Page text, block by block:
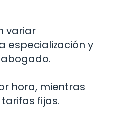
variar
especialización y
hora, mientras
fijas.